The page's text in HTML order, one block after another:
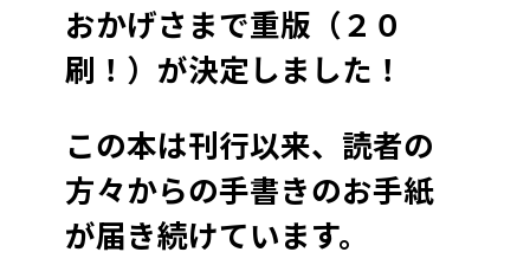
おかげさまで重版（２０
刷！）が決定しました！
この本は刊行以来、 読者の
方々からの手書きのお手紙
が届き続けています。